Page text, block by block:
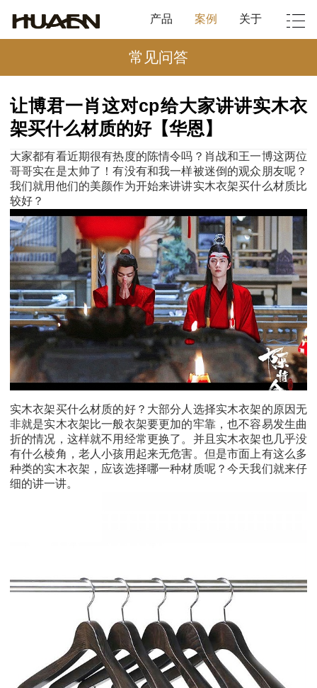
产品 案例 关于
常见问答
让博君一肖这对cp给大家讲讲实木衣
架买什么材质的好【华恩】
大家都有看近期很有热度的陈情令吗？肖战和王一博这两位
哥哥实在是太帅了！有没有和我一样被迷倒的观众朋友呢？
我们就用他们的美颜作为开始来讲讲实木衣架买什么材质比
较好？
实木衣架买什么材质的好？大部分人选择实木衣架的原因无
非就是实木衣架比一般衣架要更加的牢靠，也不容易发生曲
折的情况，这样就不用经常更换了。并且实木衣架也几乎没
有什么棱角，老人小孩用起来无危害。但是市面上有这么多
种类的实木衣架，应该选择哪一种材质呢？今天我们就来仔
细的讲一讲。